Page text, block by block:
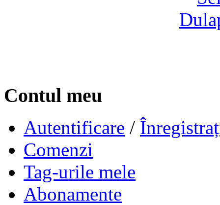
Contul meu
Autentificare /
Comenzi
Tag-urile mele
Abonamente